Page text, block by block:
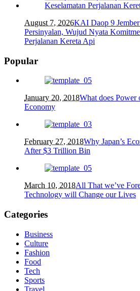
August 7, 2026KAI Daop 9
Persinyalan, Wujud Nyata
Perjalanan Kereta Api
Popular
January 20, 2018What does Power
Economy
February 27, 2018Why Japan’s
After $3 Trillion Bin
March 10, 2018All That we’ve
Technology will Change our Lives
Categories
Business
Culture
Fashion
Food
Tech
Sports
Travel